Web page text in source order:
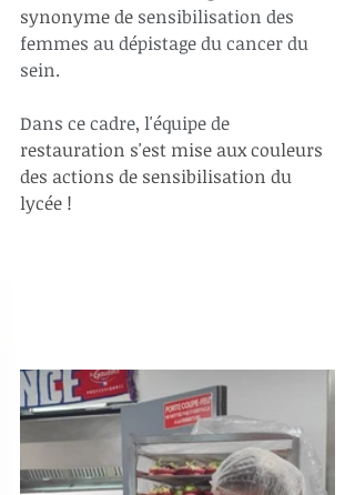
synonyme de sensibilisation des
femmes au dépistage du cancer du
sein.
Dans ce cadre, l'équipe de
restauration s'est mise aux couleurs
des actions de sensibilisation du
lycée !